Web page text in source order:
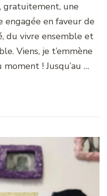
gratuitement, une
en faveur de
du vivre ensemble et
Viens, je t’emmène
! Jusqu’au …